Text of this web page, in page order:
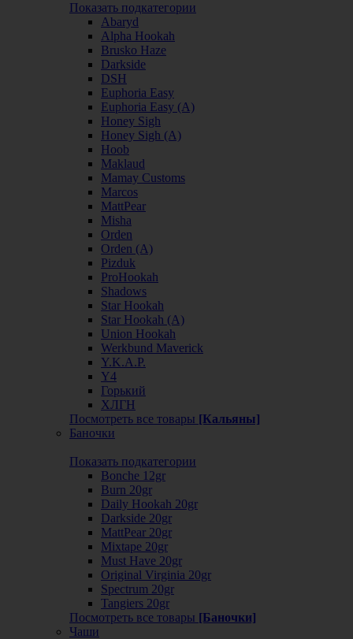
Показать подкатегории
Abaryd
Alpha Hookah
Brusko Haze
Darkside
DSH
Euphoria Easy
Euphoria Easy (А)
Honey Sigh
Honey Sigh (А)
Hoob
Maklaud
Mamay Customs
Marcos
MattPear
Misha
Orden
Orden (А)
Pizduk
ProHookah
Shadows
Star Hookah
Star Hookah (А)
Union Hookah
Werkbund Maverick
Y.K.A.P.
Y4
Горький
ХЛГН
Посмотреть все товары [Кальяны]
Баночки
Показать подкатегории
Bonche 12gr
Burn 20gr
Daily Hookah 20gr
Darkside 20gr
MattPear 20gr
Mixtape 20gr
Must Have 20gr
Original Virginia 20gr
Spectrum 20gr
Tangiers 20gr
Посмотреть все товары [Баночки]
Чаши